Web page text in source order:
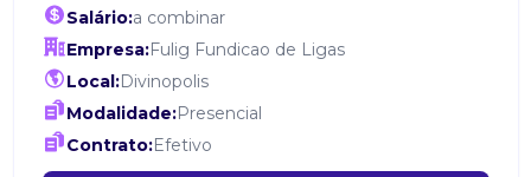
Salário:a combinar
Empresa:Fulig Fundicao de Ligas
Local:Divinopolis
Modalidade:Presencial
Contrato:Efetivo